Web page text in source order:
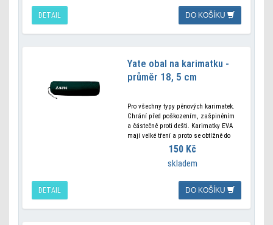
DETAIL DO KOŠÍKU
Yate obal na karimatku -
průměr 18, 5 cm
Pro všechny typy pěnových karimatek.
Chrání před poškozením, zašpiněním
a částečně proti dešti. Karimatky EVA
mají velké tření a proto se obtížně do
tohoto textilního obalu dostávají. Jedna
150 Kč
skladem
DETAIL DO KOŠÍKU